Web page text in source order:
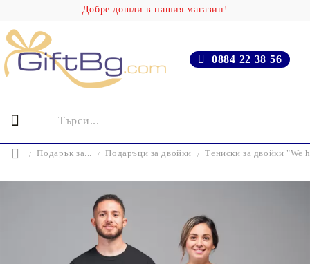
Добре дошли в нашия магазин!
0884 22 38 56
Подарък за... Подаръци за двойки Тениски за двойки "We